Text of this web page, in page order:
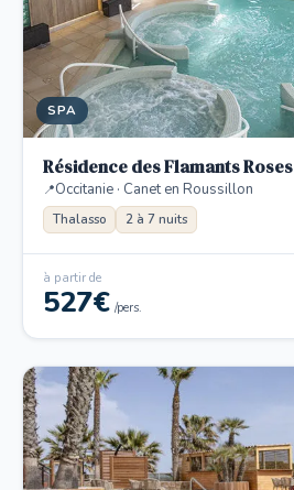
SPA
Résidence des Flamants Roses
Occitanie · Canet en Roussillon
Thalasso 2 à 7 nuits
à partir de
527€ /pers.